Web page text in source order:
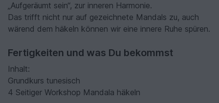
„Aufgeräumt sein“, zur inneren Harmonie.
Das trifft nicht nur auf gezeichnete Mandals zu, auch
wärend dem häkeln können wir eine innere Ruhe spüren.
Fertigkeiten und was Du bekommst
Inhalt:
Grundkurs tunesisch
4 Seitiger Workshop Mandala häkeln